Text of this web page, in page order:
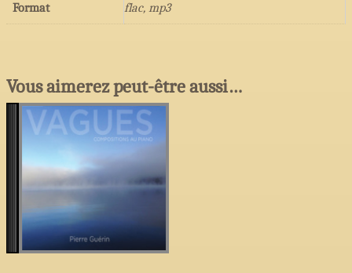
Format flac, mp3
Vous aimerez peut-être aussi…